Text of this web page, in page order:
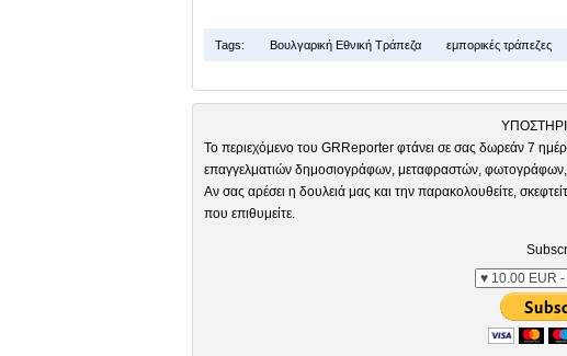
Tags: Βουλγαρική Εθνική Τράπεζα εμπορικές τράπεζες
Το περιεχόμενο του GRReporter φτάνει σε σας δωρεάν 7
επαγγελματιών δημοσιογράφων, μεταφραστών, φωτογράφων,
Αν σας αρέσει η δουλειά μας και την παρακολουθείτε,
που επιθυμείτε.